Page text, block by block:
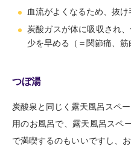
血流がよくなるため、抜
炭酸ガスが体に吸収され
少を早める（＝関節痛、筋
つぼ湯
炭酸泉と同じく露天風呂スペ
用のお風呂で、露天風呂スペ
で満喫するのもいいですし、